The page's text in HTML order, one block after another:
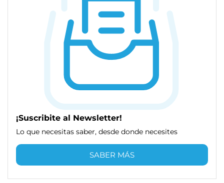
¡Suscribite al Newsletter!
Lo que necesitas saber, desde donde necesites
SABER MÁS